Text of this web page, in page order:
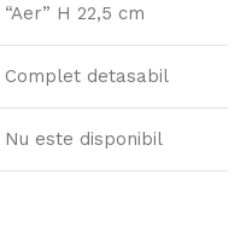
“Aer” H 22,5 cm
Complet detasabil
Nu este disponibil